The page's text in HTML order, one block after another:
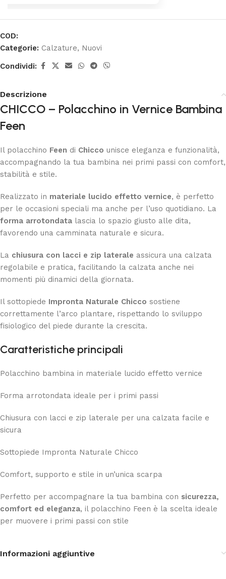
COD:
Categorie: Calzature, Nuovi
Condividi:
Descrizione
CHICCO – Polacchino in Vernice Bambina
Feen
Il polacchino Feen di Chicco unisce eleganza e funzionalità,
accompagnando la tua bambina nei primi passi con comfort,
stabilità e stile.
Realizzato in materiale lucido effetto vernice, è perfetto
per le occasioni speciali ma anche per l’uso quotidiano. La
forma arrotondata lascia lo spazio giusto alle dita,
favorendo una camminata naturale e sicura.
La chiusura con lacci e zip laterale assicura una calzata
regolabile e pratica, facilitando la calzata anche nei
momenti più dinamici della giornata.
Il sottopiede Impronta Naturale Chicco sostiene
correttamente l’arco plantare, rispettando lo sviluppo
fisiologico del piede durante la crescita.
Caratteristiche principali
Polacchino bambina in materiale lucido effetto vernice
Forma arrotondata ideale per i primi passi
Chiusura con lacci e zip laterale per una calzata facile e
sicura
Sottopiede Impronta Naturale Chicco
Comfort, supporto e stile in un’unica scarpa
Perfetto per accompagnare la tua bambina con sicurezza,
comfort ed eleganza, il polacchino Feen è la scelta ideale
per muovere i primi passi con stile
Informazioni aggiuntive